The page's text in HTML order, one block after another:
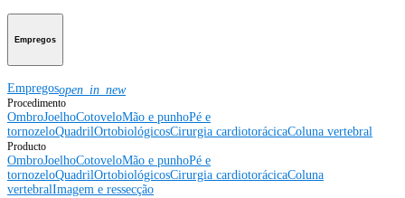
Empregos
Empregosopen_in_new
Procedimento
OmbroJoelhoCotoveloMão e punhoPé e
tornozeloQuadrilOrtobiológicosCirurgia cardiotorácicaColuna vertebral
Producto
OmbroJoelhoCotoveloMão e punhoPé e
tornozeloQuadrilOrtobiológicosCirurgia cardiotorácicaColuna
vertebralImagem e ressecção